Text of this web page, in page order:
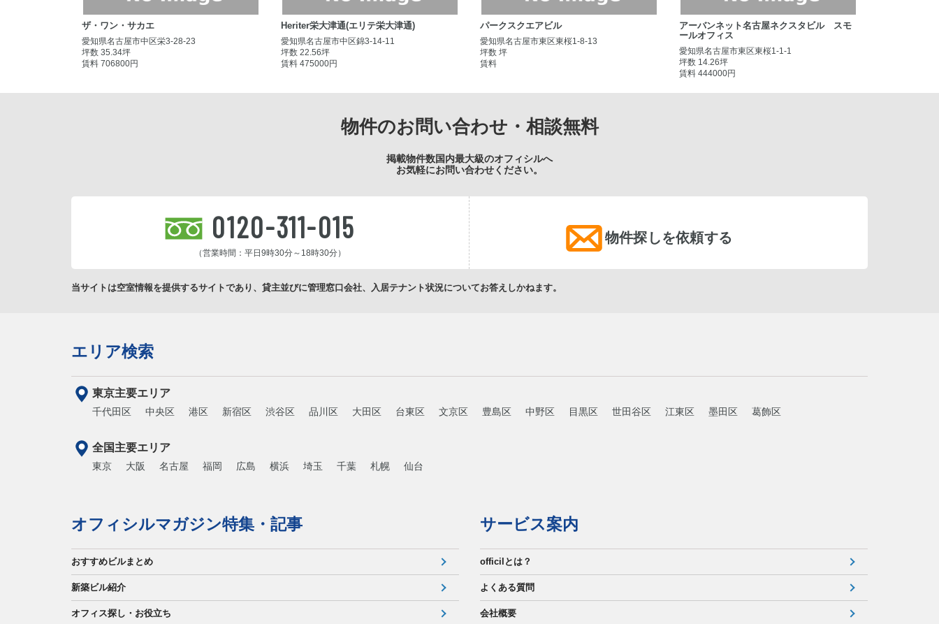
ザ・ワン・サカエ
愛知県名古屋市中区栄3-28-23
坪数 35.34坪
賃料 706800円
Heriter栄大津通(エリテ栄大津通)
愛知県名古屋市中区錦3-14-11
坪数 22.56坪
賃料 475000円
パークスクエアビル
愛知県名古屋市東区東桜1-8-13
坪数 坪
賃料
アーバンネット名古屋ネクスタビル スモ
ールオフィス
愛知県名古屋市東区東桜1-1-1
坪数 14.26坪
賃料 444000円
物件のお問い合わせ・相談無料
掲載物件数国内最大級のオフィシルへ
お気軽にお問い合わせください。
0120-311-015
（営業時間：平日9時30分～18時30分）
物件探しを依頼する
当サイトは空室情報を提供するサイトであり、貸主並びに管理窓口会社、入居テナント状況についてお答えしかねます。
エリア検索
東京主要エリア
千代田区 中央区 港区 新宿区 渋谷区 品川区 大田区 台東区 文京区 豊島区 中野区 目黒区 世田谷区 江東区 墨田区 葛飾区
全国主要エリア
東京 大阪 名古屋 福岡 広島 横浜 埼玉 千葉 札幌 仙台
オフィシルマガジン特集・記事
おすすめビルまとめ
新築ビル紹介
オフィス探し・お役立ち
サービス案内
officilとは？
よくある質問
会社概要